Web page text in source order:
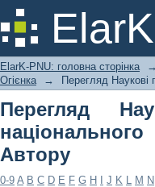
Перегляд
імені Івана
ElarK-PNU: головна сторінка →
Огієнка
→ Перегляд Наукові
Перегляд
Автору
0-9 A B C D E F G H J K L M N